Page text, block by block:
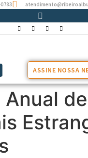
ASSINE NOSSA
Anual de